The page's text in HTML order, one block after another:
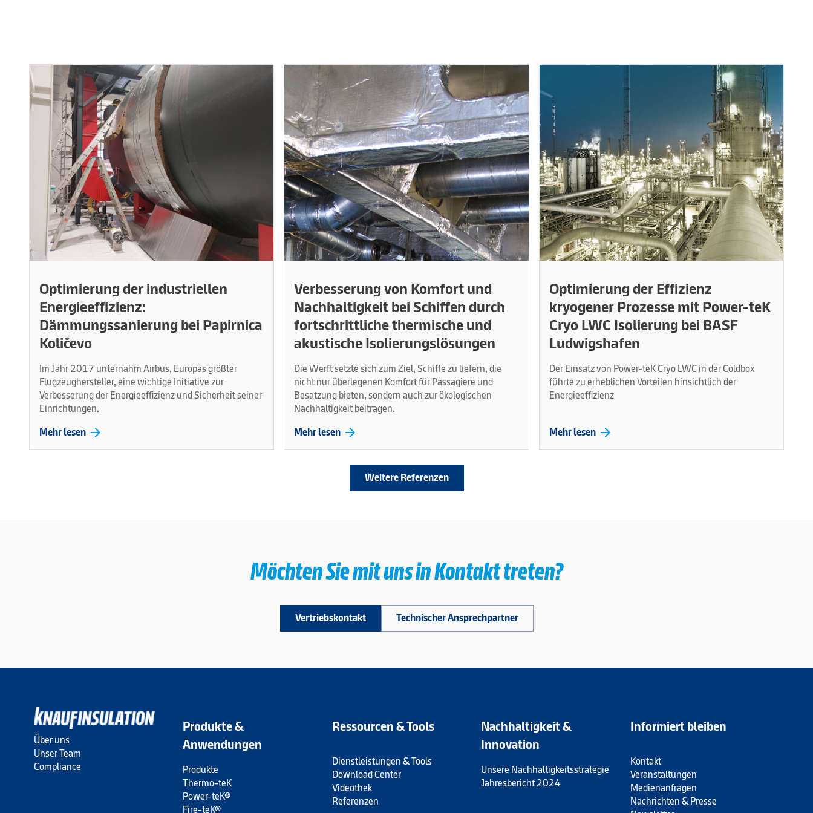
Optimierung der industriellen
Energieeffizienz:
Dämmungssanierung bei Papirnica
Količevo
Im Jahr 2017 unternahm Airbus, Europas größter
Flugzeughersteller, eine wichtige Initiative zur
Verbesserung der Energieeffizienz und Sicherheit seiner
Einrichtungen.
Mehr lesen arrow_forward
Verbesserung von Komfort und
Nachhaltigkeit bei Schiffen durch
fortschrittliche thermische und
akustische Isolierungslösungen
Die Werft setzte sich zum Ziel, Schiffe zu liefern, die
nicht nur überlegenen Komfort für Passagiere und
Besatzung bieten, sondern auch zur ökologischen
Nachhaltigkeit beitragen.
Mehr lesen arrow_forward
Optimierung der Effizienz
kryogener Prozesse mit Power-teK
Cryo LWC Isolierung bei BASF
Ludwigshafen
Der Einsatz von Power-teK Cryo LWC in der Coldbox
führte zu erheblichen Vorteilen hinsichtlich der
Energieeffizienz
Mehr lesen arrow_forward
Weitere Referenzen
Möchten Sie mit uns in Kontakt treten?
Vertriebskontakt Technischer Ansprechpartner
Über uns
Unser Team
Compliance
Produkte &
Anwendungen
Produkte
Thermo-teK
Power-teK®
Fire-teK®
Ressourcen & Tools
Dienstleistungen & Tools
Download Center
Videothek
Referenzen
Nachhaltigkeit &
Innovation
Unsere Nachhaltigkeitsstrategie
Jahresbericht 2024
Informiert bleiben
Kontakt
Veranstaltungen
Medienanfragen
Nachrichten & Presse